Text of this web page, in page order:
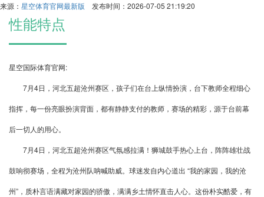
来源： 星空体育官网最新版 发布时间：2026-07-05 21:19:20
性能特点
星空国际体育官网:
7月4日，河北五超沧州赛区，孩子们在台上纵情扮演，台下教师全程细心
指挥，每一份亮眼扮演背面，都有静静支付的教师，赛场的精彩，源于台前幕
后一切人的用心。
7月4日，河北五超沧州赛区气氛感拉满！狮城鼓手热心上台，阵阵雄壮战
鼓响彻赛场，全程为沧州队呐喊助威。球迷发自内心道出 “我的家园，我的沧
州”，质朴言语满藏对家园的骄傲，满满乡土情怀直击人心。这份朴实酷爱，有